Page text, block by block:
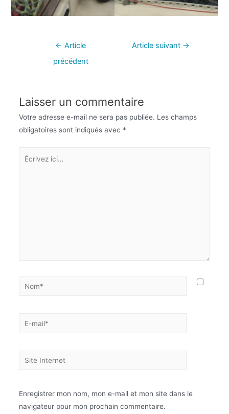
← Article
précédent
Article suivant →
Laisser un commentaire
Votre adresse e-mail ne sera pas publiée. Les champs
obligatoires sont indiqués avec *
Enregistrer mon nom, mon e-mail et mon site dans le
navigateur pour mon prochain commentaire.